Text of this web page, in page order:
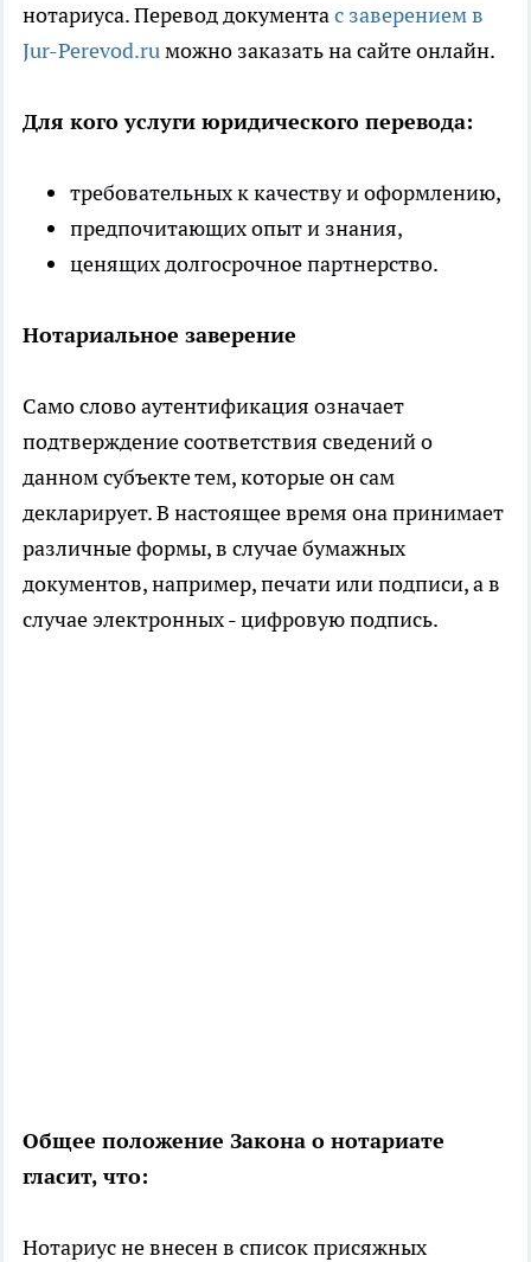
нотариуса. Перевод документаc заверением в
Jur-Perevod.ruможно заказать на сайте онлайн.
Для кого услуги юридического перевода:
требовательных к качеству и оформлению,
предпочитающих опыт и знания,
ценящих долгосрочное партнерство.
Нотариальное заверение
Само слово аутентификация означает
подтверждение соответствия сведений о
данном субъекте тем, которые он сам
декларирует. В настоящее время она принимает
различные формы, в случае бумажных
документов, например, печати или подписи, а в
случае электронных - цифровую подпись.
Общее положение Закона о нотариате
гласит, что:
Нотариус не внесен в список присяжных